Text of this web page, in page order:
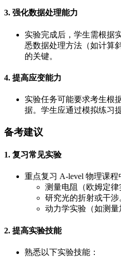
3. 强化数据处理能力
实验完成后，学生需根据
悉数据处理方法（如计算
的关键。
4. 提高应变能力
实验任务可能要求考生根
据。学生应通过模拟练习
备考建议
1. 复习常见实验
重点复习 A-level 物理课程
测量电阻（欧姆定律
研究光的折射或干涉
动力学实验（如测量
2. 提高实验技能
熟悉以下实验技能：